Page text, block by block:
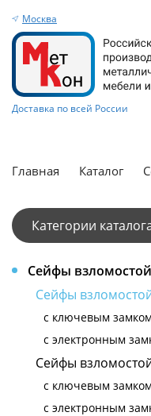
Москва
Доставка по всей России
Главная Каталог
Категории
Сейфы
Сейфы
с ключевым замком
с электронным
Сейфы
с ключевым замком
с электронным